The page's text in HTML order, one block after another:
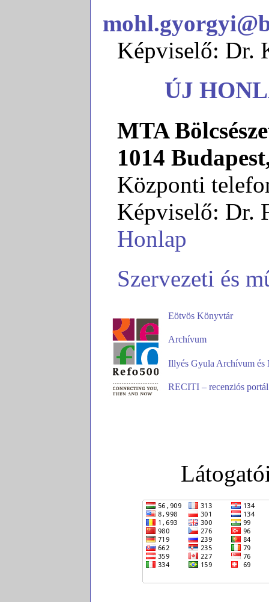
Képviselő: Dr.
ÚJ
MTA
1014
Központi
Képviselő: Dr.
Honlap
Szervezeti és
Eötvös Könyvtár
Archívum
Illyés Gyula Archívum és
RECITI – recenziós